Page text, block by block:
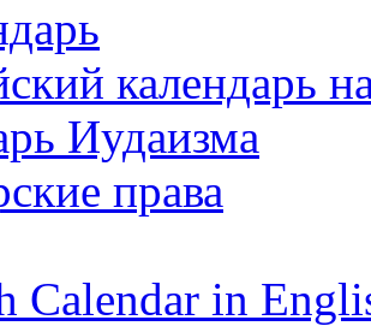
календарь
Иудаизма
права
Calendar in